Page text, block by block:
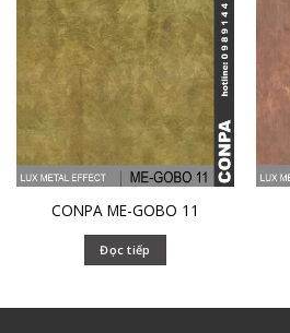
CONPA ME-GOBO 11
Đọc tiếp